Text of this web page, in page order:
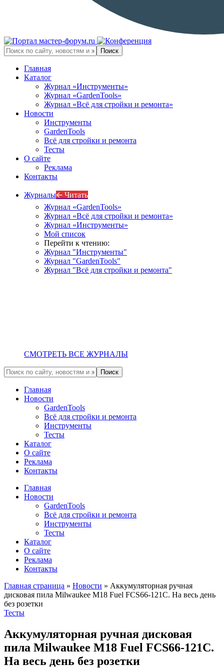
Главная
Каталог
Журнал «Инструменты»
Журнал «GardenTools»
Журнал «Всё для стройки и ремонта»
Новости
Инструменты
GardenTools
Всё для стройки и ремонта
Тесты
О сайте
Реклама
Контакты
Журналы🡨 Читать
Журнал «GardenTools»
Журнал «Всё для стройки и ремонта»
Журнал «Инструменты»
Мой список
Перейти к чтению:
Журнал "Инструменты"
Журнал "GardenTools"
Журнал "Всё для стройки и ремонта"
СМОТРЕТЬ ВСЕ ЖУРНАЛЫ
Главная
Новости
GardenTools
Всё для стройки и ремонта
Инструменты
Тесты
Каталог
О сайте
Реклама
Контакты
Главная
Новости
GardenTools
Всё для стройки и ремонта
Инструменты
Тесты
Каталог
О сайте
Реклама
Контакты
Главная страница » Новости » Аккумуляторная ручная
дисковая пила Milwaukee M18 Fuel FCS66-121C. На весь день
без розетки
Тесты
Аккумуляторная ручная дисковая
пила Milwaukee M18 Fuel FCS66-121C.
На весь день без розетки